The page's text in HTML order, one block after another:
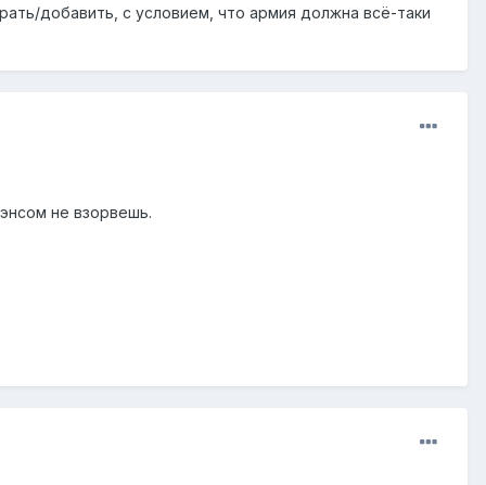
добавить, с условием, что армия должна всё-таки
не взорвешь.